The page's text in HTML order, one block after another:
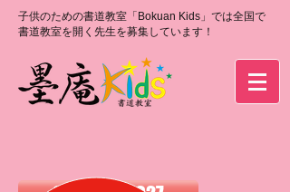
子供のための書道教室「Bokuan Kids」では全国で
書道教室を開く先生を募集しています！